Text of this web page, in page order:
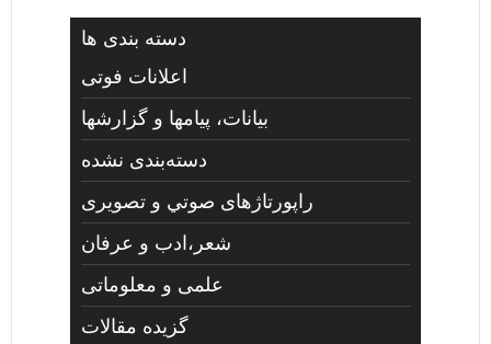
دسته بندی ها
اعلانات فوتی
بیانات، پیامها و گزارشها
دسته‌بندی نشده
راپورتاژهای صوتي و تصويری
شعر،ادب و عرفان
علمی و معلوماتی
گزیده مقالات